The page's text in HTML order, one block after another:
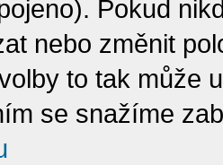
Pokud
nebo změnit
to tak může
se snažíme